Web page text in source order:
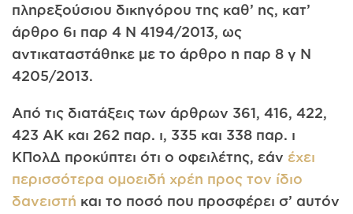
πληρεξούσιου δικηγόρου της καθ’ ης, κατ’
άρθρο 6ι παρ 4 Ν 4194/2013, ως
αντικαταστάθηκε με το άρθρο η παρ 8 γ Ν
4205/2013.
Από τις διατάξεις των άρθρων 361, 416, 422,
423 ΑΚ και 262 παρ. ι, 335 και 338 παρ. ι
ΚΠολΔ προκύπτει ότι ο οφειλέτης, εάν έχει
περισσότερα ομοειδή χρέη προς τον ίδιο
δανειστή και το ποσό που προσφέρει σ’ αυτόν